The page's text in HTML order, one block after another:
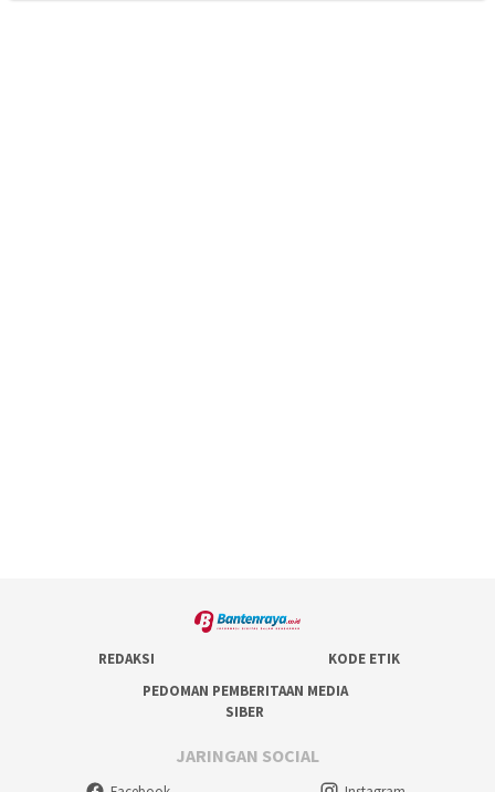
REDAKSI
KODE ETIK
PEDOMAN PEMBERITAAN MEDIA
SIBER
JARINGAN SOCIAL